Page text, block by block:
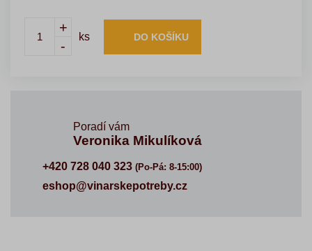
+
-
ks DO KOŠÍKU
Poradí vám
Veronika Mikulíková
+420 728 040 323 (Po-Pá: 8-15:00)
eshop@vinarskepotreby.cz